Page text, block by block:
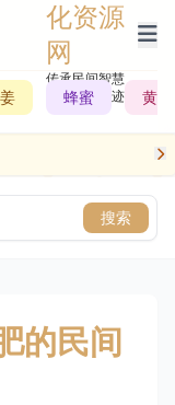
化资源
网
传承民间智慧，
记录历史轨迹
蜂蜜 黄芪
搜索
的民间